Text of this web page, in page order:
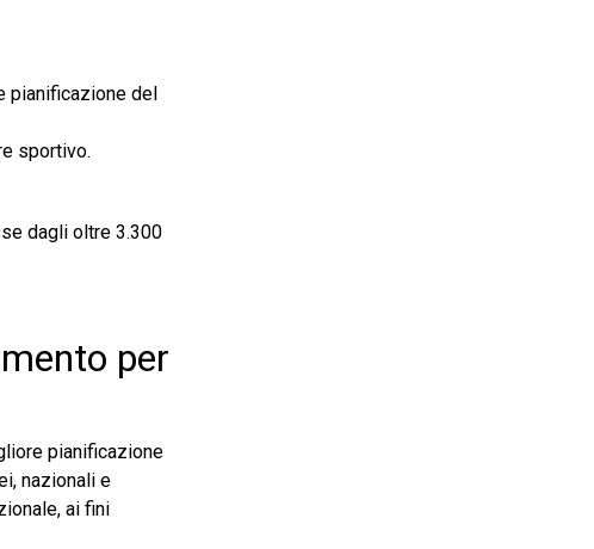
pianificazione del
sportivo.
dagli oltre 3.300
per
pianificazione
nazionali e
ai fini